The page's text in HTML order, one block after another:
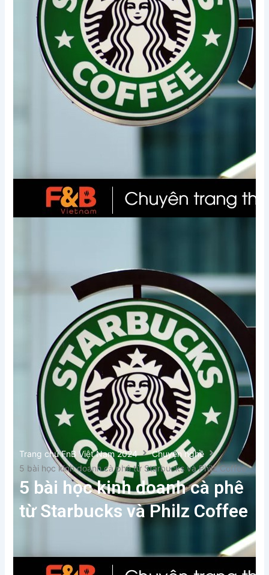
Xem thêm
Trang chủ FnB Việt Nam 2024
Chuyện nghề
5 bài học kinh doanh cà phê từ Starbucks và Philz Coffee
5 bài học kinh doanh cà phê
từ Starbucks và Philz Coffee